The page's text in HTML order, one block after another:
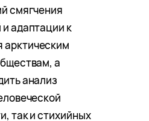
смягчения
адаптации к
а
анализ
так и стихийных